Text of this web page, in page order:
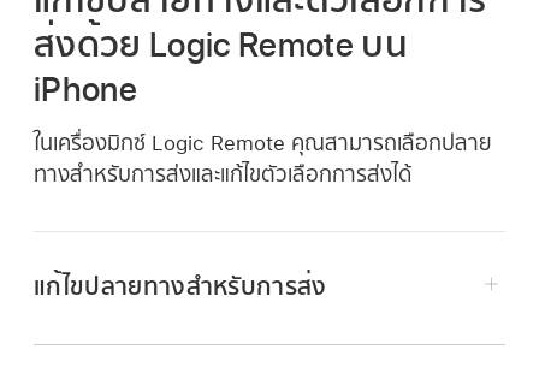
ส่งด้วย Logic Remote บน
iPhone
ในเครื่องมิกซ์ Logic Remote คุณสามารถเลือกปลาย
ทางสำหรับการส่งและแก้ไขตัวเลือกการส่งได้
แก้ไขปลายทางสำหรับการส่ง